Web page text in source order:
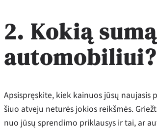
2. Kokią
automobiliui?
Apsispręskite, kiek kainuos jūsų
šiuo atveju neturės jokios reikšmės.
nuo jūsų sprendimo priklausys ir tai, ar